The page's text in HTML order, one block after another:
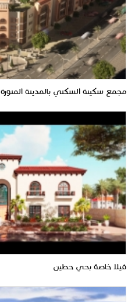
مجمع سكينة السكني بالمدينة المنورة
فيلا خاصة بحي حطين